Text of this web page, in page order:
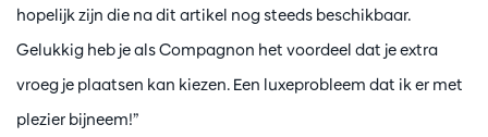
hopelijk zijn die na dit artikel nog steeds beschikbaar.
Gelukkig heb je als Compagnon het voordeel dat je extra
vroeg je plaatsen kan kiezen. Een luxeprobleem dat ik er met
plezier bijneem!”